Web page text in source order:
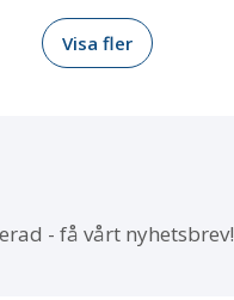
Visa fler
- få vårt nyhetsbrev!